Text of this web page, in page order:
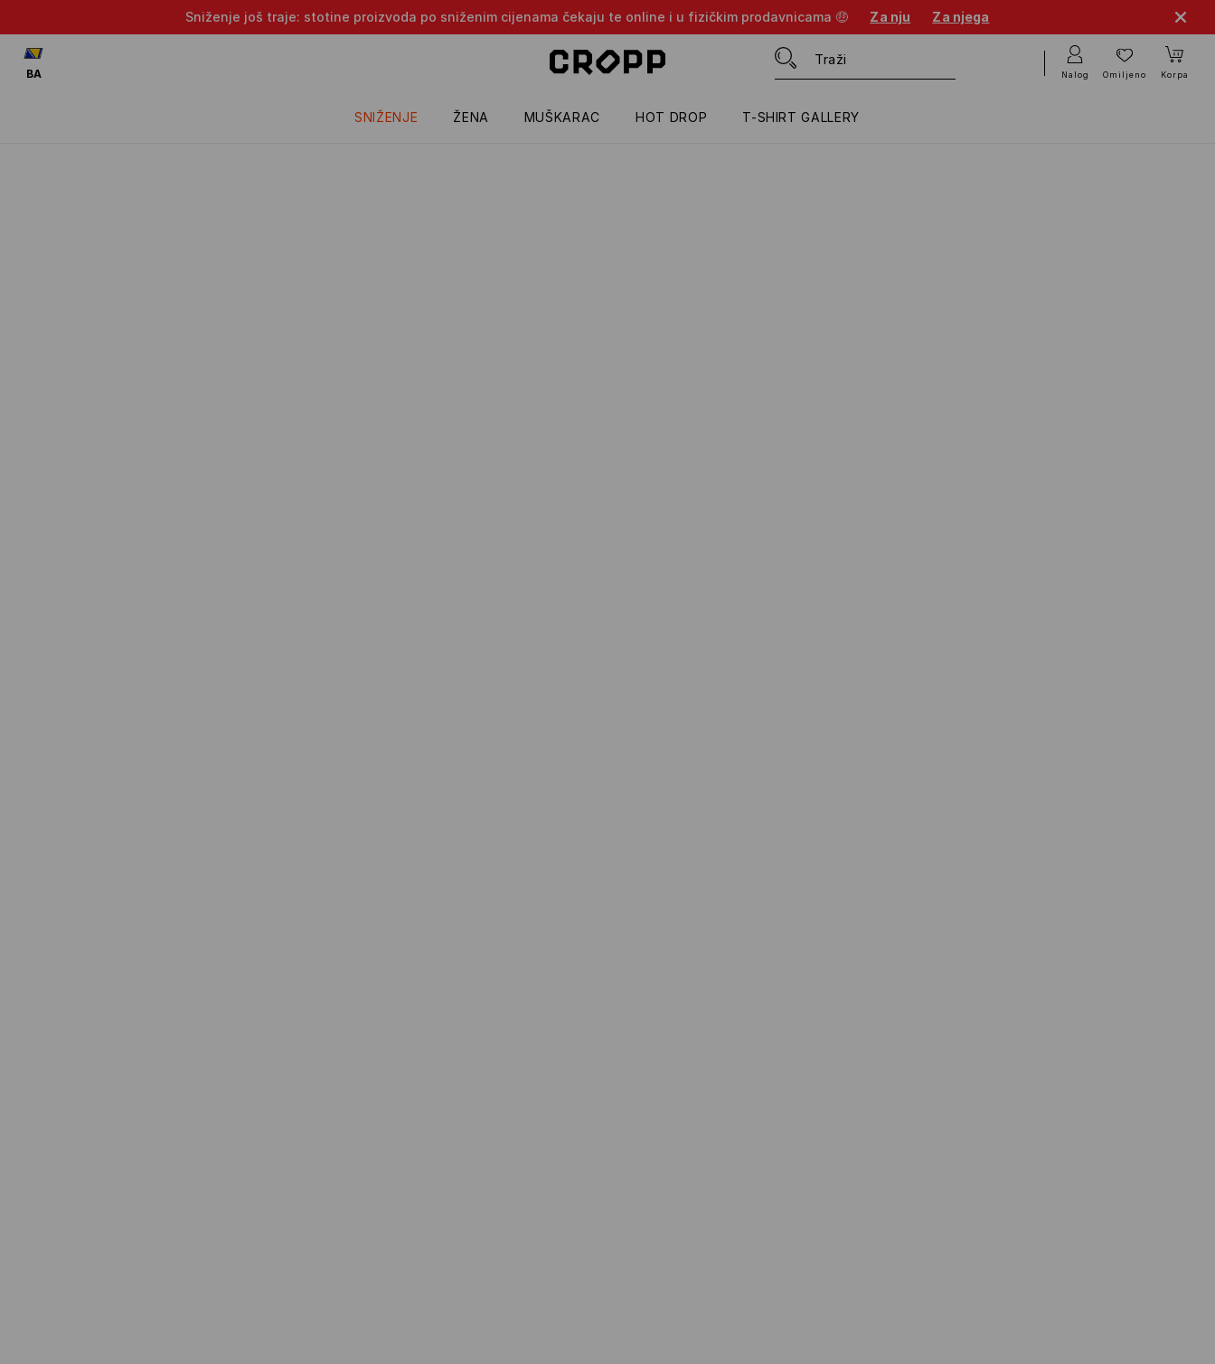
Sniženje još traje: stotine proizvoda po sniženim cijenama čekaju te online i u fizičkim prodavnicama 🤑 Za nju Za njega
SNIŽENJE ŽENA MUŠKARAC HOT DROP T-SHIRT GALLERY
BA Nalog Omiljeno Korpa